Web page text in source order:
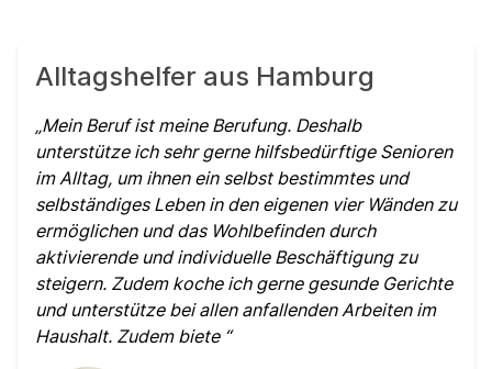
Alltagshelfer aus Hamburg
Mein Beruf ist meine Berufung. Deshalb
unterstütze ich sehr gerne hilfsbedürftige Senioren
im Alltag, um ihnen ein selbst bestimmtes und
selbständiges Leben in den eigenen vier Wänden zu
ermöglichen und das Wohlbefinden durch
aktivierende und individuelle Beschäftigung zu
steigern. Zudem koche ich gerne gesunde Gerichte
und unterstütze bei allen anfallenden Arbeiten im
Haushalt. Zudem biete